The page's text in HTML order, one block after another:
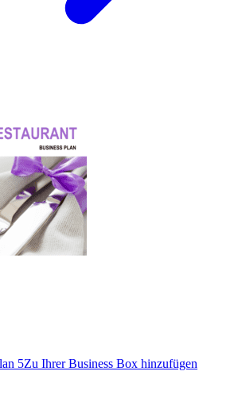
5Zu Ihrer Business Box hinzufügen